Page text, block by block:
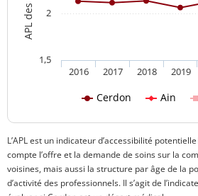
Cerdon Ain
2016 2017 2018 2019
1,5
2
L’APL est un indicateur d’accessibilité
compte l’offre et la demande de soins sur la
voisines, mais aussi la structure par âge de la
d’activité des professionnels. Il s’agit de